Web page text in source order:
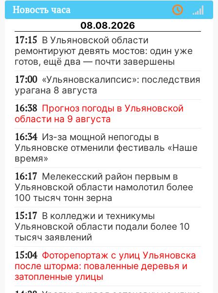
Новость часа
08.08.2026
17:15 В Ульяновской области
ремонтируют девять мостов: один уже
готов, ещё два — почти завершены
17:00 «Ульяновскалипсис»: последствия
урагана 8 августа
16:38 Прогноз погоды в Ульяновской
области на 9 августа
16:34 Из-за мощной непогоды в
Ульяновске отменили фестиваль «Наше
время»
16:17 Мелекесский район первым в
Ульяновской области намолотил более
100 тысяч тонн зерна
15:17 В колледжи и техникумы
Ульяновской области подали более 10
тысяч заявлений
15:04 Фоторепортаж с улиц Ульяновска
после шторма: поваленные деревья и
затопленные улицы